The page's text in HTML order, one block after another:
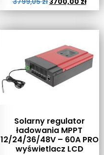
Solarny regulator
ładowania MPPT
12/24/36/48V – 60A PRO
wyświetlacz LCD